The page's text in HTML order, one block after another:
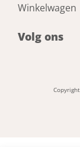
Winkelwagen
Volg ons